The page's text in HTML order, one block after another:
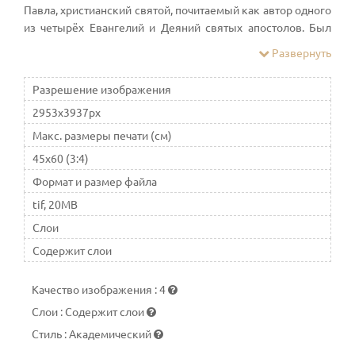
Павла, христианский святой, почитаемый как автор одного
из четырёх Евангелий и Деяний святых апостолов. Был
канон» сообщает, что Лука также был знатоком права,
поэтому сопровождал апостола Павла в качестве юриста
Развернуть
Разрешение изображения
2953x3937px
Макс. размеры печати (см)
45x60 (3:4)
Формат и размер файла
tif, 20MB
Слои
Содержит слои
Качество изображения :4
Слои :Содержит слои
Стиль :Академический